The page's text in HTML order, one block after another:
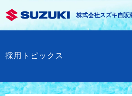
株式会社スズキ自販
採用トピックス